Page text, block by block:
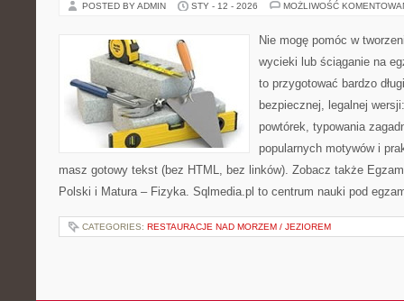
POSTED BY ADMIN STY - 12 - 2026 MOŻLIWOŚĆ
Nie mogę pomóc w
wycieki lub ściąganie na
to przygotować bardzo
bezpiecznej, legalnej
powtórek, typowania
popularnych motywów i
masz gotowy tekst (bez HTML, bez linków). Zobacz także
Polski i Matura – Fizyka. Sqlmedia.pl to centrum nauki pod
CATEGORIES: RESTAURACJE NAD MORZEM / JEZIOREM